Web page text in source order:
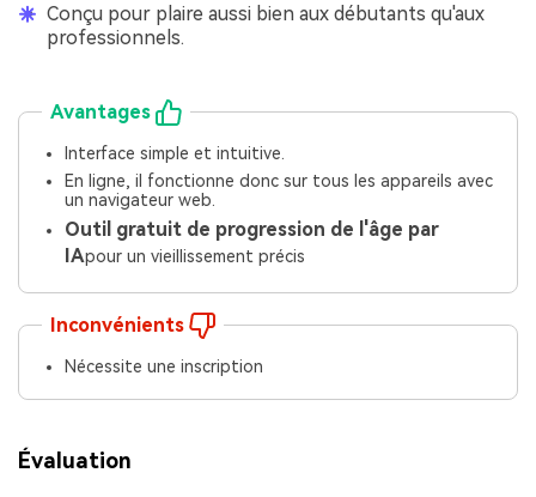
Conçu pour plaire aussi bien aux débutants qu'aux
professionnels.
Avantages
Interface simple et intuitive.
En ligne, il fonctionne donc sur tous les appareils avec
un navigateur web.
Outil gratuit de progression de l'âge par
IApour un vieillissement précis
Inconvénients
Nécessite une inscription
Évaluation